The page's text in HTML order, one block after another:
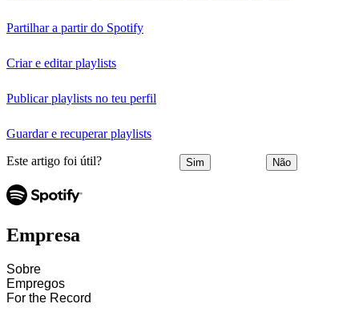
Partilhar a partir do Spotify
Criar e editar playlists
Publicar playlists no teu perfil
Guardar e recuperar playlists
Este artigo foi útil? Sim Não
Empresa
Sobre
Empregos
For the Record